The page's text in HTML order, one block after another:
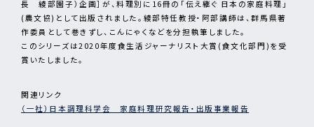
長 綾部園子）企画］が、料理別に16冊の「伝え継ぐ 日本の家庭料理」
(農文協)として出版されました。綾部特任教授・阿部講師は、群馬県著
作委員として巻きずし、こんにゃくなどを分担執筆しました。
このシリーズは2020年度食生活ジャーナリスト大賞(食文化部門)を受
賞いたしました。
関連リンク
（一社）日本調理科学会 家庭料理研究報告・出版事業報告